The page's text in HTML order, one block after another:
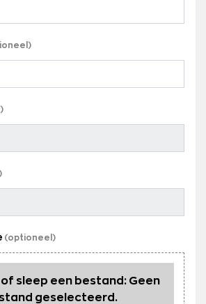
sleep een bestand: Geen
geselecteerd.